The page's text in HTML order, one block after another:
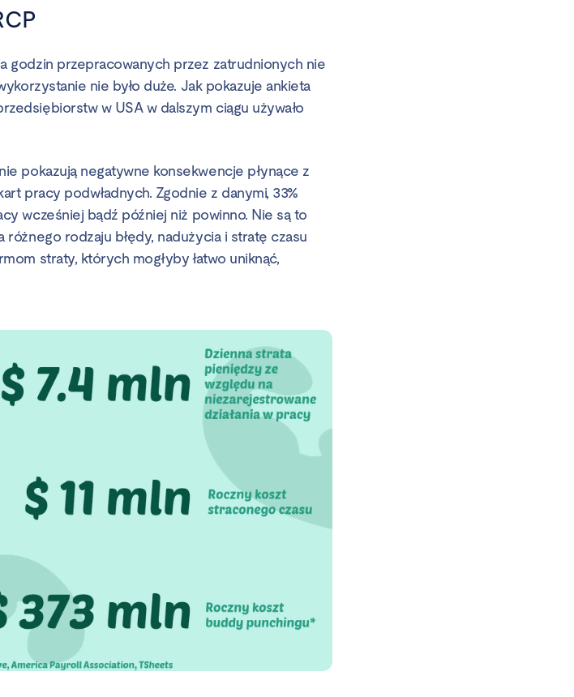
godzin przepracowanych przez zatrudnionych nie
nie było duże. Jak pokazuje ankieta
w USA w dalszym ciągu używało
pokazują negatywne konsekwencje płynące z
pracy podwładnych. Zgodnie z danymi, 33%
wcześniej bądź później niż powinno. Nie są to
rodzaju błędy, nadużycia i stratę czasu
straty, których mogłyby łatwo uniknąć,